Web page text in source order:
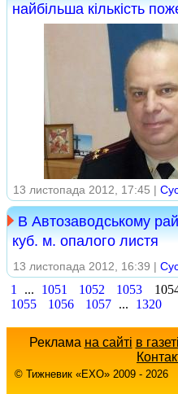
найбільша кількість
13 листопада 2012, 17:45 |
В Автозаводському
куб. м. опалого листя
13 листопада 2012, 16:39 |
1 ... 1051 1052 1053
1055
1056 1057 ... 1320
Реклама на сайті в газеті
© Тижневик «EХO» 2009 - 2026